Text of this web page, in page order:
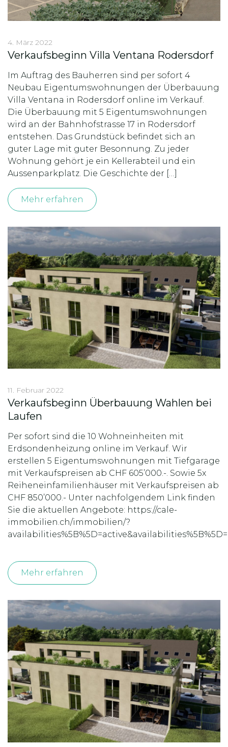
4. März 2022
Verkaufsbeginn Villa Ventana Rodersdorf
Im Auftrag des Bauherren sind per sofort 4
Neubau Eigentumswohnungen der Überbauung
Villa Ventana in Rodersdorf online im Verkauf.
Die Überbauung mit 5 Eigentumswohnungen
wird an der Bahnhofstrasse 17 in Rodersdorf
entstehen. Das Grundstück befindet sich an
guter Lage mit guter Besonnung. Zu jeder
Wohnung gehört je ein Kellerabteil und ein
Aussenparkplatz. Die Geschichte der […]
Mehr erfahren
11. Februar 2022
Verkaufsbeginn Überbauung Wahlen bei
Laufen
Per sofort sind die 10 Wohneinheiten mit
Erdsondenheizung online im Verkauf. Wir
erstellen 5 Eigentumswohnungen mit Tiefgarage
mit Verkaufspreisen ab CHF 605’000.-. Sowie 5x
Reiheneinfamilienhäuser mit Verkaufspreisen ab
CHF 850’000.- Unter nachfolgendem Link finden
Sie die aktuellen Angebote: https://cale-
immobilien.ch/immobilien/?
Mehr erfahren